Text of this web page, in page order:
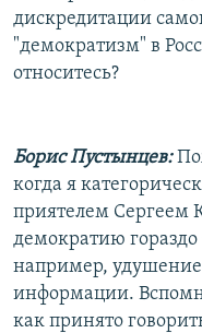
дискредитации
"демократизм" в
относитесь?
Борис Пустынцев:
когда я
приятелем Сергеем
демократию
например,
информации.
как принято